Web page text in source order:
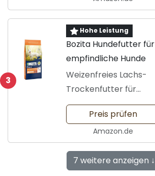
3
Hohe Leistung
Bozita Hundefutter für
empfindliche Hunde
Weizenfreies Lachs-
Trockenfutter für
Vitalität
Preis prüfen
Amazon.de
7 weitere anzeigen ↓